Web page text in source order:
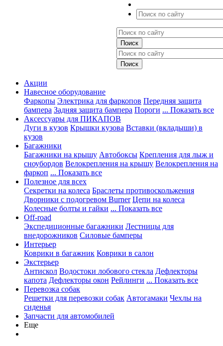
Акции
Навесное оборудование
Фаркопы Электрика для фаркопов Передняя защита
бампера Задняя защита бампера Пороги ... Показать все
Аксессуары для ПИКАПОВ
Дуги в кузов Крышки кузова Вставки (вкладыши) в
кузов
Багажники
Багажники на крышу Автобоксы Крепления для лыж и
сноубордов Велокрепления на крышу Велокрепления на
фаркоп ... Показать все
Полезное для всех
Секретки на колеса Браслеты противоскольжения
Дворники с подогревом Burner Цепи на колеса
Колесные болты и гайки ... Показать все
Off-road
Экспедиционные багажники Лестницы для
внедорожников Силовые бамперы
Интерьер
Коврики в багажник Коврики в салон
Экстерьер
Антискол Водостоки лобового стекла Дефлекторы
капота Дефлекторы окон Рейлинги ... Показать все
Перевозка собак
Решетки для перевозки собак Автогамаки Чехлы на
сиденья
Запчасти для автомобилей
Еще